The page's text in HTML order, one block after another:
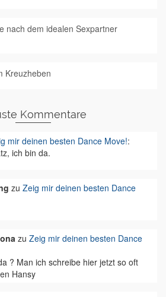
nach dem idealen Sexpartner
Kreuzheben
Kommentare
mir deinen besten Dance Move!:
ich bin da.
zu Zeig mir deinen besten Dance
zu Zeig mir deinen besten Dance
? Man ich schreibe hier jetzt so oft
Hansy